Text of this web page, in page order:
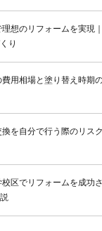
想のリフォームを実現
り
用相場と塗り替え時期
を自分で行う際のリス
区でリフォームを成功